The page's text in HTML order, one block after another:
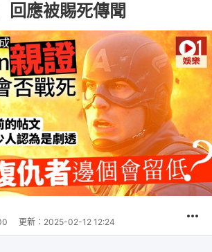
回應被賜死傳聞
更新： 2025-02-12 12:24